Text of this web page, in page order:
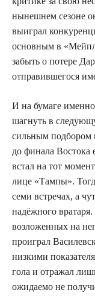
нынешнем сезоне
выиграл
основным в
забыть о потере
отправившегося
И на бумаге
шагнуть в
сильным подбором
до финала Востока
встал на тот
лице «Тампы».
семи встречах, а
надёжного
возложенных на
проиграл
низкими
гола и отражал
ожидаемо не